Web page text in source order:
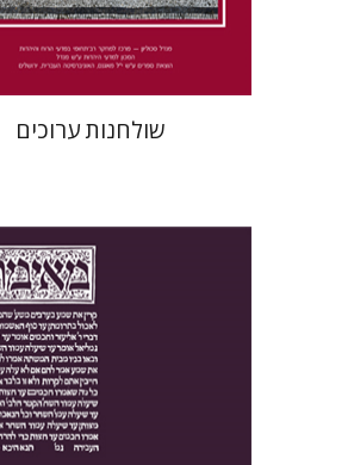
$46
$41
שולחנות ערוכים
ישי רוזן-צבי